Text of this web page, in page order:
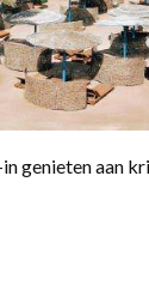
genieten aan